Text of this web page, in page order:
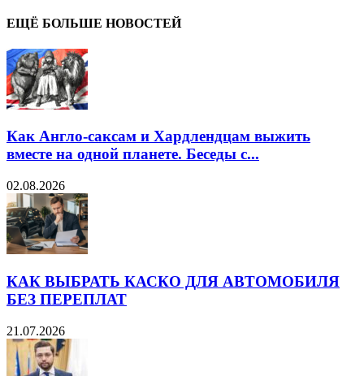
ЕЩЁ БОЛЬШЕ НОВОСТЕЙ
Как Англо-саксам и Хардлендцам выжить
вместе на одной планете. Беседы с...
02.08.2026
КАК ВЫБРАТЬ КАСКО ДЛЯ АВТОМОБИЛЯ
БЕЗ ПЕРЕПЛАТ
21.07.2026